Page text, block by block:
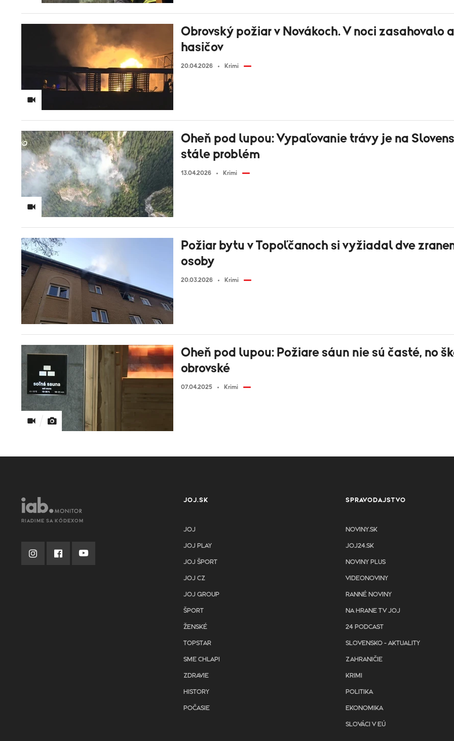
Obrovský požiar v Novákoch. V noci zasahovalo
hasičov
20.04.2026 Krimi
Oheň pod lupou: Vypaľovanie trávy je na
stále problém
13.04.2026 Krimi
Požiar bytu v Topoľčanoch si vyžiadal dve
osoby
20.03.2026 Krimi
Oheň pod lupou: Požiare sáun nie sú časté, no
obrovské
07.04.2025 Krimi
RIADIME SA KÓDEXOM
JOJ.SK
JOJ
JOJ PLAY
JOJ ŠPORT
JOJ CZ
JOJ GROUP
ŠPORT
ŽENSKÉ
TOPSTAR
SME CHLAPI
ZDRAVIE
HISTORY
POČASIE
SPRAVODAJSTVO
NOVINY.SK
JOJ24.SK
NOVINY PLUS
VIDEONOVINY
RANNÉ NOVINY
NA HRANE TV JOJ
24 PODCAST
SLOVENSKO - AKTUALITY
ZAHRANIČIE
KRIMI
POLITIKA
EKONOMIKA
SLOVÁCI V EÚ